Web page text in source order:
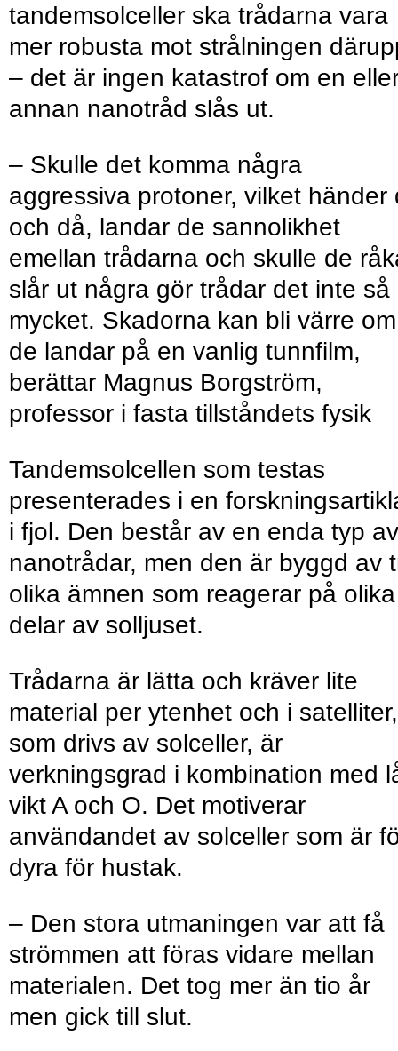
tandemsolceller ska trådarna vara
mer robusta mot strålningen
– det är ingen katastrof om en
annan nanotråd slås ut.
– Skulle det komma några
aggressiva protoner, vilket händer
och då, landar de sannolikhet
emellan trådarna och skulle de
slår ut några gör trådar det inte så
mycket. Skadorna kan bli värre om
de landar på en vanlig tunnfilm,
berättar Magnus Borgström,
professor i fasta tillståndets fysik
Tandemsolcellen som testas
presenterades i en
i fjol. Den består av en enda typ av
nanotrådar, men den är byggd av
olika ämnen som reagerar på olika
delar av solljuset.
Trådarna är lätta och kräver lite
material per ytenhet och i satelliter,
som drivs av solceller, är
verkningsgrad i kombination med
vikt A och O. Det motiverar
användandet av solceller som är
dyra för hustak.
– Den stora utmaningen var att få
strömmen att föras vidare mellan
materialen. Det tog mer än tio år
men gick till slut.